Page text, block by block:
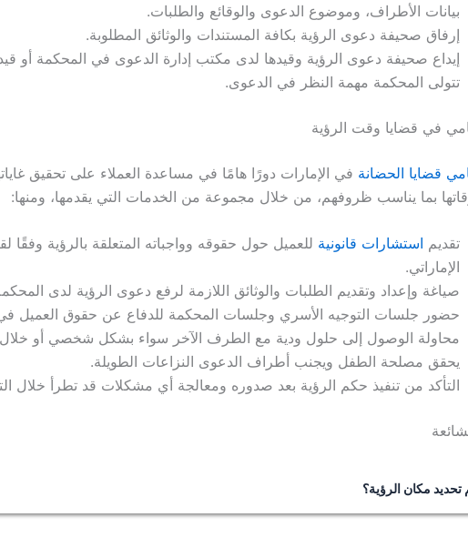
بيانات الأطراف، وموضوع الدعوى والوقائع والطلبات.
إرفاق صحيفة دعوى الرؤية بكافة المستندات والوثائق المطلوبة.
إيداع صحيفة دعوى الرؤية وقيدها لدى مكتب إدارة الدعوى في المحكمة أو
تتولى المحكمة مهمة النظر في الدعوى.
في قضايا وقت الرؤية
قضايا الحضانة في الإمارات دورًا هامًا في مساعدة العملاء على تحقيق
بما يناسب ظروفهم، من خلال مجموعة من الخدمات التي يقدمها، ومنها:
تقديم استشارات قانونية للعميل حول حقوقه وواجباته المتعلقة بالرؤية وفقًا
الإماراتي.
صياغة وإعداد وتقديم الطلبات والوثائق اللازمة لرفع دعوى الرؤية لدى
حضور جلسات التوجيه الأسري وجلسات المحكمة للدفاع عن حقوق العميل
محاولة الوصول إلى حلول ودية مع الطرف الآخر سواء بشكل شخصي أو خلال
يحقق مصلحة الطفل ويجنب أطراف الدعوى النزاعات الطويلة.
التأكد من تنفيذ حكم الرؤية بعد صدوره ومعالجة أي مشكلات قد تطرأ خلال
تحديد مكان الرؤية؟